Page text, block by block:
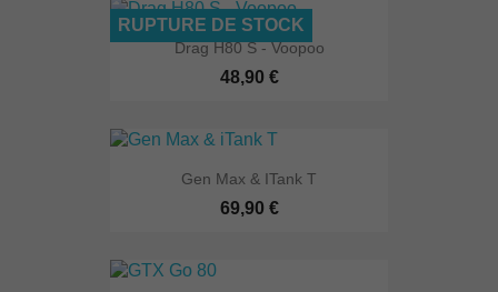
Drag H80 S - Voopoo
48,90 €
RUPTURE DE STOCK
Gen Max & ITank T
69,90 €